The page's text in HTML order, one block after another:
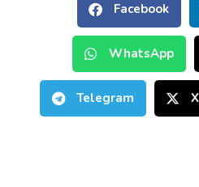
Facebook
WhatsApp
Telegram X